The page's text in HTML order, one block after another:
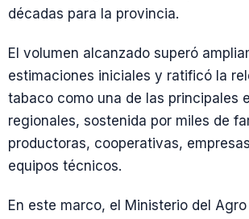
décadas para la provincia.
El volumen alcanzado superó
estimaciones iniciales y ratificó la
tabaco como una de las principales
regionales, sostenida por miles de
productoras, cooperativas,
equipos técnicos.
En este marco, el Ministerio del